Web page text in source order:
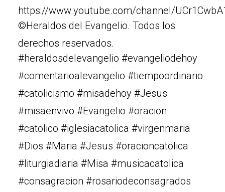
https://www.youtube.com/channel/
©Heraldos del Evangelio. Todos los
derechos reservados.
#heraldosdelevangelio #evangeliodehoy
#comentarioalevangelio #tiempoordinario
#catolicismo #misadehoy #Jesus
#misaenvivo #Evangelio #oracion
#catolico #iglesiacatolica #virgenmaria
#Dios #Maria #Jesus #oracioncatolica
#liturgiadiaria #Misa #musicacatolica
#consagracion #rosariodeconsagrados